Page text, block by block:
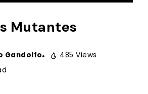
Mutantes
Gandolfo
485 Views